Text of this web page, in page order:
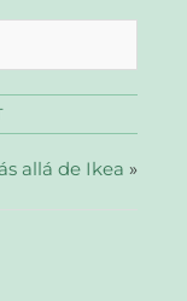
allá de Ikea »